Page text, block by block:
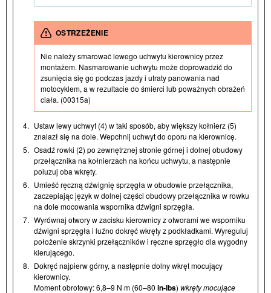
OSTRZEŻENIE
Nie należy smarować lewego uchwytu kierownicy przez
montażem. Nasmarowanie uchwytu może doprowadzić do
zsunięcia się go podczas jazdy i utraty panowania nad
motocyklem, a w rezultacie do śmierci lub poważnych obrażeń
ciała. (00315a)
4. Ustaw lewy uchwyt (4) w taki sposób, aby większy kołnierz (5)
znalazł się na dole. Wepchnij uchwyt do oporu na kierownicę.
5. Osadź rowki (2) po zewnętrznej stronie górnej i dolnej obudowy
przełącznika na kołnierzach na końcu uchwytu, a następnie
poluzuj oba wkręty.
6. Umieść ręczną dźwignię sprzęgła w obudowie przełącznika,
zaczepiając język w dolnej części obudowy przełącznika w rowku
na dole mocowania wspornika dźwigni sprzęgła.
7. Wyrównaj otwory w zacisku kierownicy z otworami we wsporniku
dźwigni sprzęgła i luźno dokręć wkręty z podkładkami. Wyreguluj
położenie skrzynki przełączników i ręczne sprzęgło dla wygodny
kierującego.
8. Dokręć najpierw górny, a następnie dolny wkręt mocujący
kierownicy.
Moment obrotowy: 6,8–9 N·m (60–80 in-lbs) wkręty mocujące